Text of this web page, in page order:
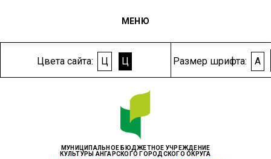
Цвета сайта: Ц Ц Размер шрифта: A
МУНИЦИПАЛЬНОЕ БЮДЖЕТНОЕ УЧРЕЖДЕНИЕ
КУЛЬТУРЫ АНГАРСКОГО ГОРОДСКОГО ОКРУГА
МЕНЮ